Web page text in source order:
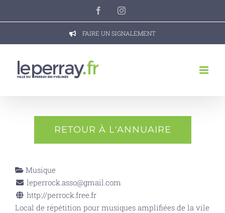
FacebookInstagram
FAIRE UN SIGNALEMENT
RETOUR À L'ANNUAIRE
Musique
leperrock.asso@gmail.com
http://perrock.free.fr
Local de répétition pour musiques amplifiées de la vile